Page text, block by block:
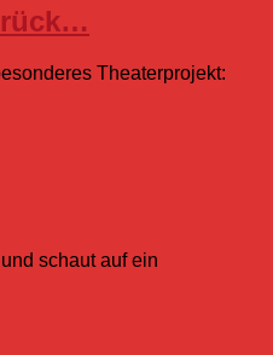
Theaterprojekt:
schaut auf ein